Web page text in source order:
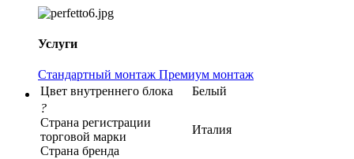
Услуги
Стандартный монтаж Премиум монтаж
Цвет внутреннего блока
Белый
?
Страна регистрации
торговой марки
Страна бренда
Италия